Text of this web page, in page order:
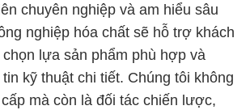
chuyên nghiệp và am hiểu sâu
nghiệp hóa chất sẽ hỗ trợ khách
chọn lựa sản phẩm phù hợp và
kỹ thuật chi tiết. Chúng tôi không
mà còn là đối tác chiến lược,